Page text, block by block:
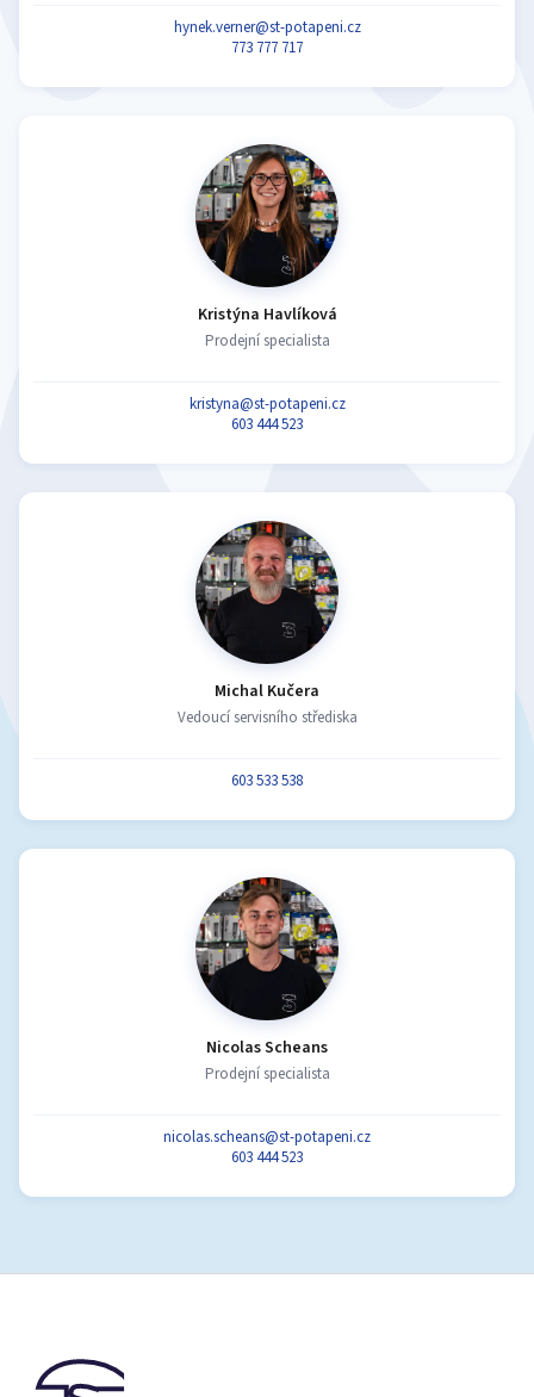
hynek.verner@st-potapeni.cz
773 777 717
Kristýna Havlíková
Prodejní specialista
kristyna@st-potapeni.cz
603 444 523
Michal Kučera
Vedoucí servisního střediska
603 533 538
Nicolas Scheans
Prodejní specialista
nicolas.scheans@st-potapeni.cz
603 444 523